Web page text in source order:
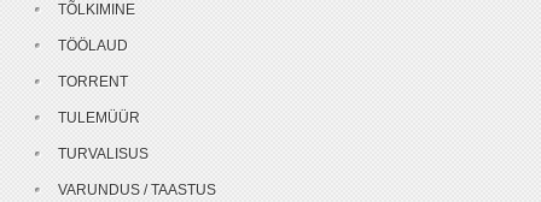
TÕLKIMINE
TÖÖLAUD
TORRENT
TULEMÜÜR
TURVALISUS
VARUNDUS / TAASTUS